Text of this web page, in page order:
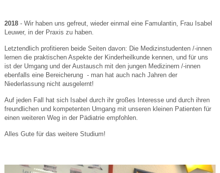
2018- Wir haben uns gefreut, wieder einmal eine Famulantin, Frau Isabel
Leuwer, in der Praxis zu haben.
Letztendlich profitieren beide Seiten davon: Die Medizinstudenten /-innen
lernen die praktischen Aspekte der Kinderheilkunde kennen, und für uns
ist der Umgang und der Austausch mit den jungen Medizinern /-innen
ebenfalls eine Bereicherung - man hat auch nach Jahren der
Niederlassung nicht ausgelernt!
Auf jeden Fall hat sich Isabel durch ihr großes Interesse und durch ihren
freundlichen und kompetenten Umgang mit unseren kleinen Patienten für
einen weiteren Weg in der Pädiatrie empfohlen.
Alles Gute für das weitere Studium!